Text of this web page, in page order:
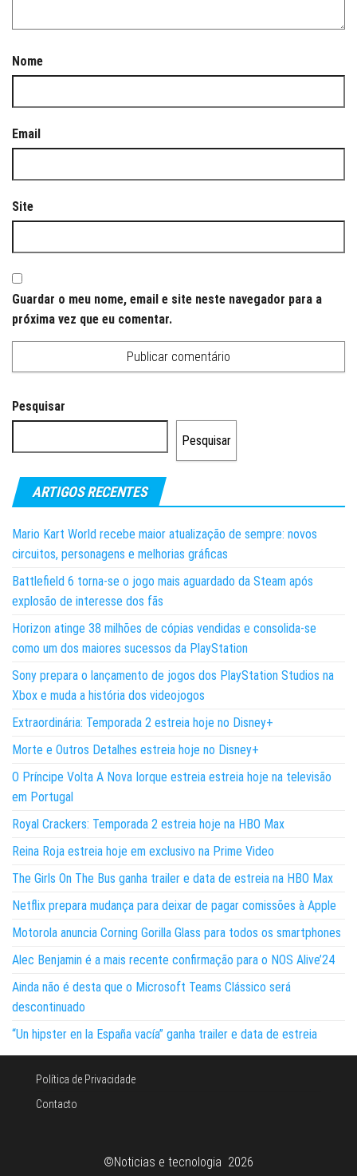
Nome
Email
Site
Guardar o meu nome, email e site neste navegador para a
próxima vez que eu comentar.
Pesquisar
Pesquisar
ARTIGOS RECENTES
Mario Kart World recebe maior atualização de sempre: novos
circuitos, personagens e melhorias gráficas
Battlefield 6 torna-se o jogo mais aguardado da Steam após
explosão de interesse dos fãs
Horizon atinge 38 milhões de cópias vendidas e consolida-se
como um dos maiores sucessos da PlayStation
Sony prepara o lançamento de jogos dos PlayStation Studios na
Xbox e muda a história dos videojogos
Extraordinária: Temporada 2 estreia hoje no Disney+
Morte e Outros Detalhes estreia hoje no Disney+
O Príncipe Volta A Nova Iorque estreia estreia hoje na televisão
em Portugal
Royal Crackers: Temporada 2 estreia hoje na HBO Max
Reina Roja estreia hoje em exclusivo na Prime Video
The Girls On The Bus ganha trailer e data de estreia na HBO Max
Netflix prepara mudança para deixar de pagar comissões à Apple
Motorola anuncia Corning Gorilla Glass para todos os smartphones
Alec Benjamin é a mais recente confirmação para o NOS Alive’24
Ainda não é desta que o Microsoft Teams Clássico será
descontinuado
“Un hipster en la España vacía” ganha trailer e data de estreia
Política de Privacidade
Contacto
©Noticias e tecnologia 2026